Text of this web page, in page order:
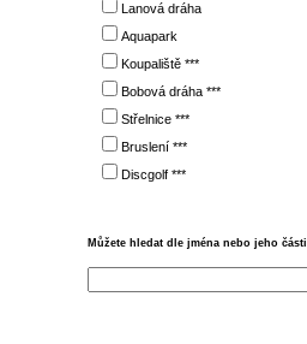
Lanová dráha
Aquapark
Koupaliště ***
Bobová dráha ***
Střelnice ***
Bruslení ***
Discgolf ***
Můžete hledat dle jména nebo jeho části